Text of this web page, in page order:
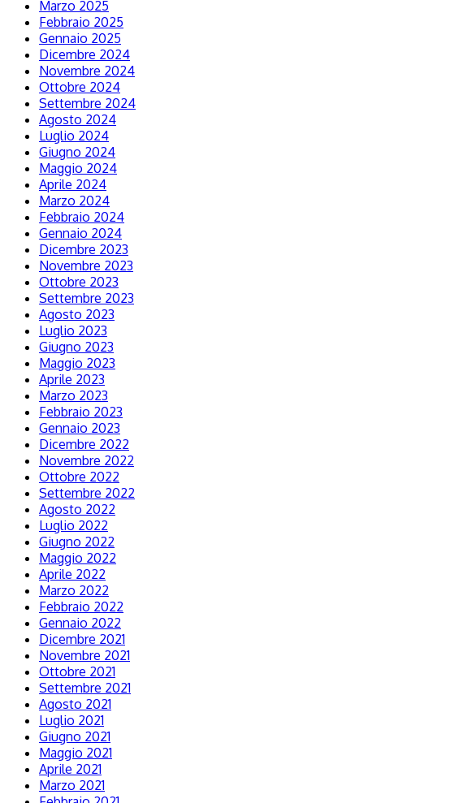
Marzo 2025
Febbraio 2025
Gennaio 2025
Dicembre 2024
Novembre 2024
Ottobre 2024
Settembre 2024
Agosto 2024
Luglio 2024
Giugno 2024
Maggio 2024
Aprile 2024
Marzo 2024
Febbraio 2024
Gennaio 2024
Dicembre 2023
Novembre 2023
Ottobre 2023
Settembre 2023
Agosto 2023
Luglio 2023
Giugno 2023
Maggio 2023
Aprile 2023
Marzo 2023
Febbraio 2023
Gennaio 2023
Dicembre 2022
Novembre 2022
Ottobre 2022
Settembre 2022
Agosto 2022
Luglio 2022
Giugno 2022
Maggio 2022
Aprile 2022
Marzo 2022
Febbraio 2022
Gennaio 2022
Dicembre 2021
Novembre 2021
Ottobre 2021
Settembre 2021
Agosto 2021
Luglio 2021
Giugno 2021
Maggio 2021
Aprile 2021
Marzo 2021